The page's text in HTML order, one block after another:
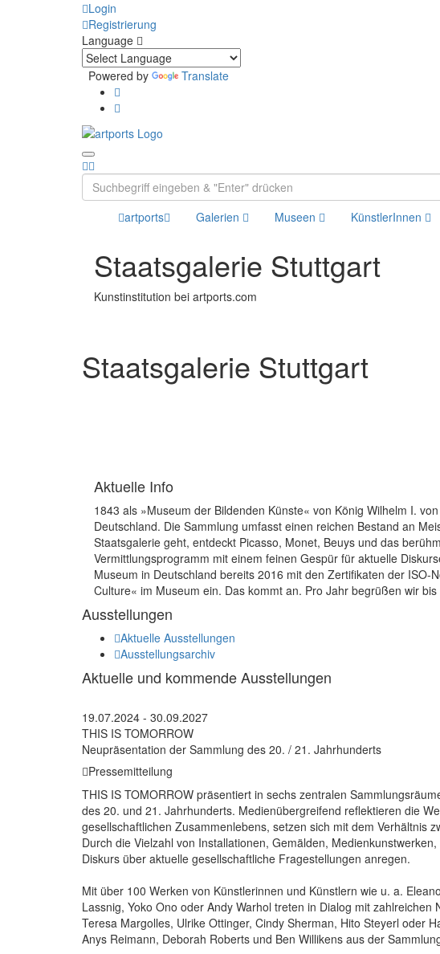
Login
Registrierung
Language
Powered by Translate
artports Galerien Museen KünstlerInnen
Staatsgalerie Stuttgart
Kunstinstitution bei artports.com
Staatsgalerie Stuttgart
Aktuelle Info
1843 als »Museum der Bildenden Künste« von König Wilhelm I.
Deutschland. Die Sammlung umfasst einen reichen Bestand an
Staatsgalerie geht, entdeckt Picasso, Monet, Beuys und das
Vermittlungsprogramm mit einem feinen Gespür für aktuelle
Museum in Deutschland bereits 2016 mit den Zertifikaten der
Culture« im Museum ein. Das kommt an. Pro Jahr begrüßen wir
Ausstellungen
Aktuelle Ausstellungen
Ausstellungsarchiv
Aktuelle und kommende Ausstellungen
19.07.2024 - 30.09.2027
THIS IS TOMORROW
Neupräsentation der Sammlung des 20. / 21. Jahrhunderts
Pressemitteilung
THIS IS TOMORROW präsentiert in sechs zentralen
des 20. und 21. Jahrhunderts. Medienübergreifend reflektieren die
gesellschaftlichen Zusammenlebens, setzen sich mit dem Verhältnis
Durch die Vielzahl von Installationen, Gemälden,
Diskurs über aktuelle gesellschaftliche Fragestellungen anregen.
Mit über 100 Werken von Künstlerinnen und Künstlern wie u. a.
Lassnig, Yoko Ono oder Andy Warhol treten in Dialog mit
Teresa Margolles, Ulrike Ottinger, Cindy Sherman, Hito Steyerl oder
Anys Reimann, Deborah Roberts und Ben Willikens aus der